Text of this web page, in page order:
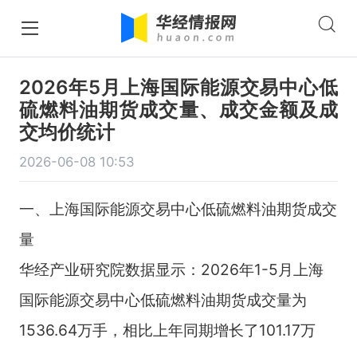
2026年5月上海国际能源交易中心低
硫燃料油期货成交量、成交金额及成
交均价统计
2026-06-08 10:53
一、上海国际能源交易中心低硫燃料油期货成交
量
华经产业研究院数据显示：2026年1-5月上海
国际能源交易中心低硫燃料油期货成交量为
1536.64万手，相比上年同期增长了101.17万